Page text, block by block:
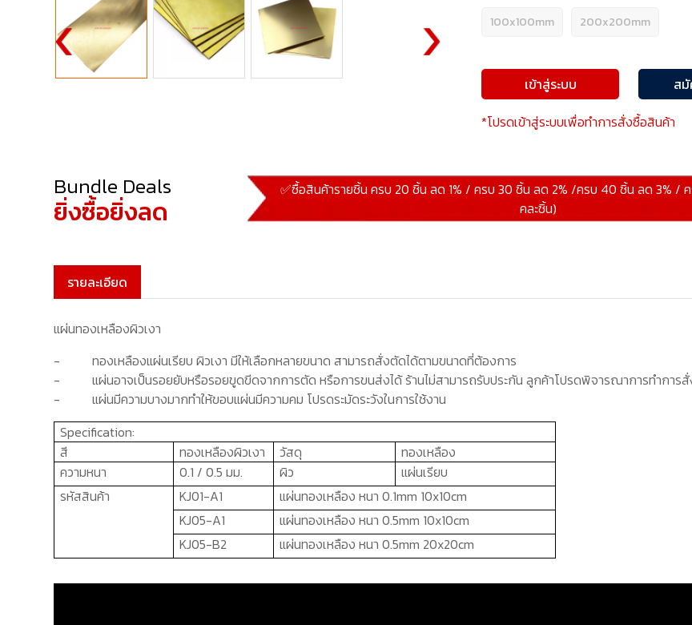
100x100mm 200x200mm
เข้าสู่ระบบ
ส
*โปรดเข้าสู่ระบบเพื่อทำการสั่งซื้อสินค้า
Bundle Deals
ยิ่งซื้อยิ่งลด
✅ซื้อสินค้ารายชิ้น ครบ 20 ชิ้น ลด 1% / ครบ 30 ชิ้น ลด 2% /ครบ 40 ชิ้น ลด 3% /
คละชิ้น)
รายละเอียด
แผ่นทองเหลืองผิวเงา
-
ทองเหลืองแผ่นเรียบ ผิวเงา มีให้เลือกหลายขนาด สามารถสั่งตัดได้ตามขนาดที่ต้องการ
-
แผ่นอาจเป็นรอยยับหรือรอยขูดขีดจากการตัด หรือการขนส่งได้ ร้านไม่สามารถรับประกัน ลูกค้าโปรดพิจารณาการทำการ
-
แผ่นมีความบางมากทำให้ขอบแผ่นมีความคม โปรดระมัดระวังในการใช้งาน
Specification:
สี
ทองเหลืองผิวเงา วัสดุ
ทองเหลือง
ความหนา
0.1 / 0.5 มม. ผิว
แผ่นเรียบ
รหัสสินค้า
KJ01-A1 แผ่นทองเหลือง หนา 0.1mm 10x10cm
KJ05-A1 แผ่นทองเหลือง หนา 0.5mm 10x10cm
KJ05-B2
แผ่นทองเหลือง หนา 0.5mm 20x20cm